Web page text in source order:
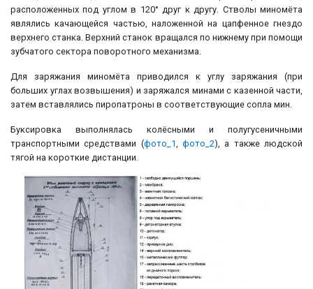
расположенных под углом в 120° друг к другу. Стволы миномёта
являлись качающейся частью, наложенной на цапфенное гнездо
верхнего станка. Верхний станок вращался по нижнему при помощи
зубчатого сектора поворотного механизма.
Для заряжания миномёта приводился к углу заряжания (при
больших углах возвышения) и заряжался минами с казенной части,
затем вставлялись пиропатроны в соответствующие сопла мин.
Буксировка выполнялась колёсными и полугусеничными
транспортными средствами (фото_1 ,фото_2), а также людской
тягой на короткие дистанции.